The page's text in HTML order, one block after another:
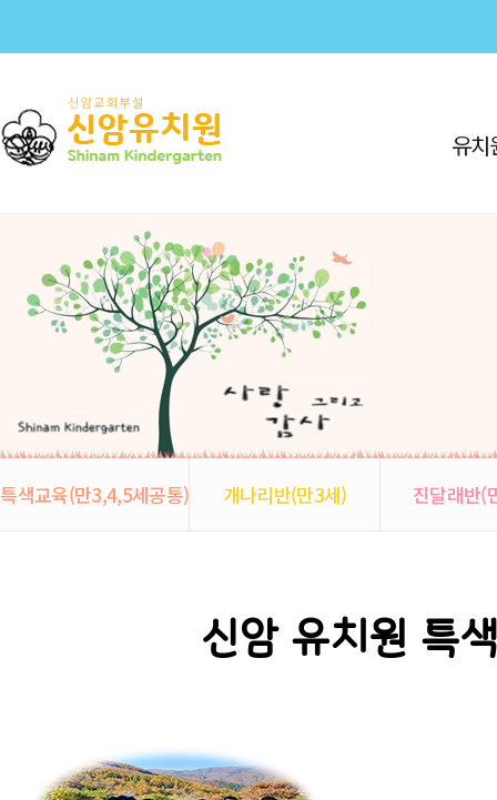
유
특색교육(만3,4,5세공통) 개나리반(만3세) 진달래반(
신암 유치원 특